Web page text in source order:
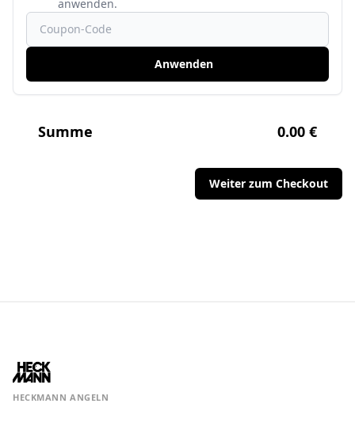
anwenden.
Coupon-Code
Anwenden
Summe 0.00 €
Weiter zum Checkout
HECKMANN ANGELN